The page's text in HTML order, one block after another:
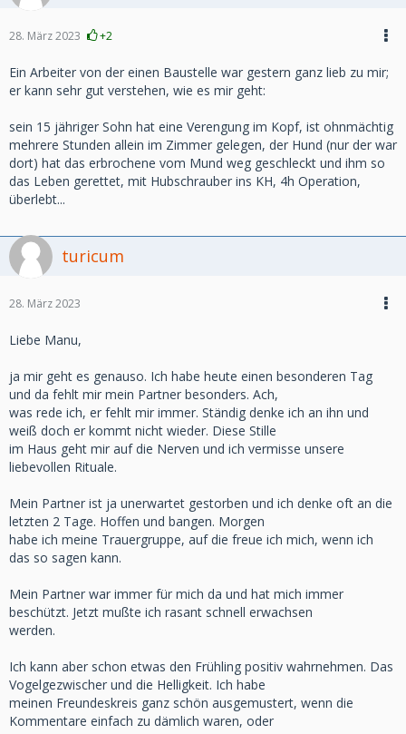
28. März 2023 +2
Ein Arbeiter von der einen Baustelle war gestern ganz lieb zu mir;
er kann sehr gut verstehen, wie es mir geht:
sein 15 jähriger Sohn hat eine Verengung im Kopf, ist ohnmächtig
mehrere Stunden allein im Zimmer gelegen, der Hund (nur der war
dort) hat das erbrochene vom Mund weg geschleckt und ihm so
das Leben gerettet, mit Hubschrauber ins KH, 4h Operation,
überlebt...
turicum
28. März 2023
Liebe Manu,
ja mir geht es genauso. Ich habe heute einen besonderen Tag
und da fehlt mir mein Partner besonders. Ach,
was rede ich, er fehlt mir immer. Ständig denke ich an ihn und
weiß doch er kommt nicht wieder. Diese Stille
im Haus geht mir auf die Nerven und ich vermisse unsere
liebevollen Rituale.
Mein Partner ist ja unerwartet gestorben und ich denke oft an die
letzten 2 Tage. Hoffen und bangen. Morgen
habe ich meine Trauergruppe, auf die freue ich mich, wenn ich
das so sagen kann.
Mein Partner war immer für mich da und hat mich immer
beschützt. Jetzt mußte ich rasant schnell erwachsen
werden.
Ich kann aber schon etwas den Frühling positiv wahrnehmen. Das
Vogelgezwischer und die Helligkeit. Ich habe
meinen Freundeskreis ganz schön ausgemustert, wenn die
Kommentare einfach zu dämlich waren, oder